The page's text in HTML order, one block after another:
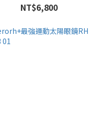
NT$6,800